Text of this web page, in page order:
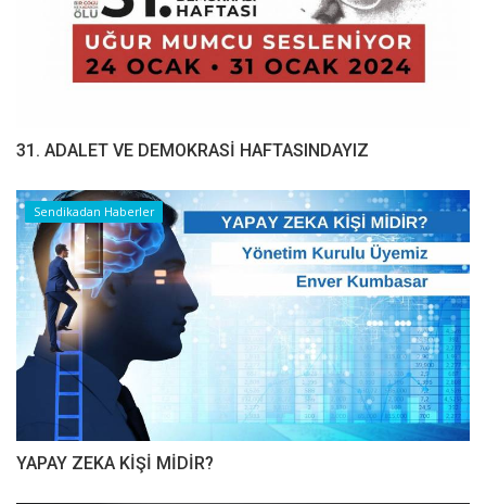
31. ADALET VE DEMOKRASİ HAFTASINDAYIZ
Sendikadan Haberler
YAPAY ZEKA KİŞİ MİDİR?